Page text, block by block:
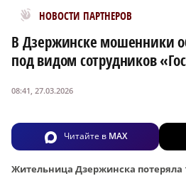
НОВОСТИ ПАРТНЕРОВ
Новости МирТесен
В Дзержинске мошенники
под видом сотрудников
08:41, 27.03.2026
Читайте в MAX
Жительница Дзержинска потеряла